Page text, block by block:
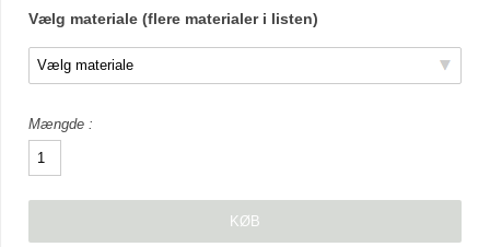
Vælg materiale (flere materialer i listen)
Mængde